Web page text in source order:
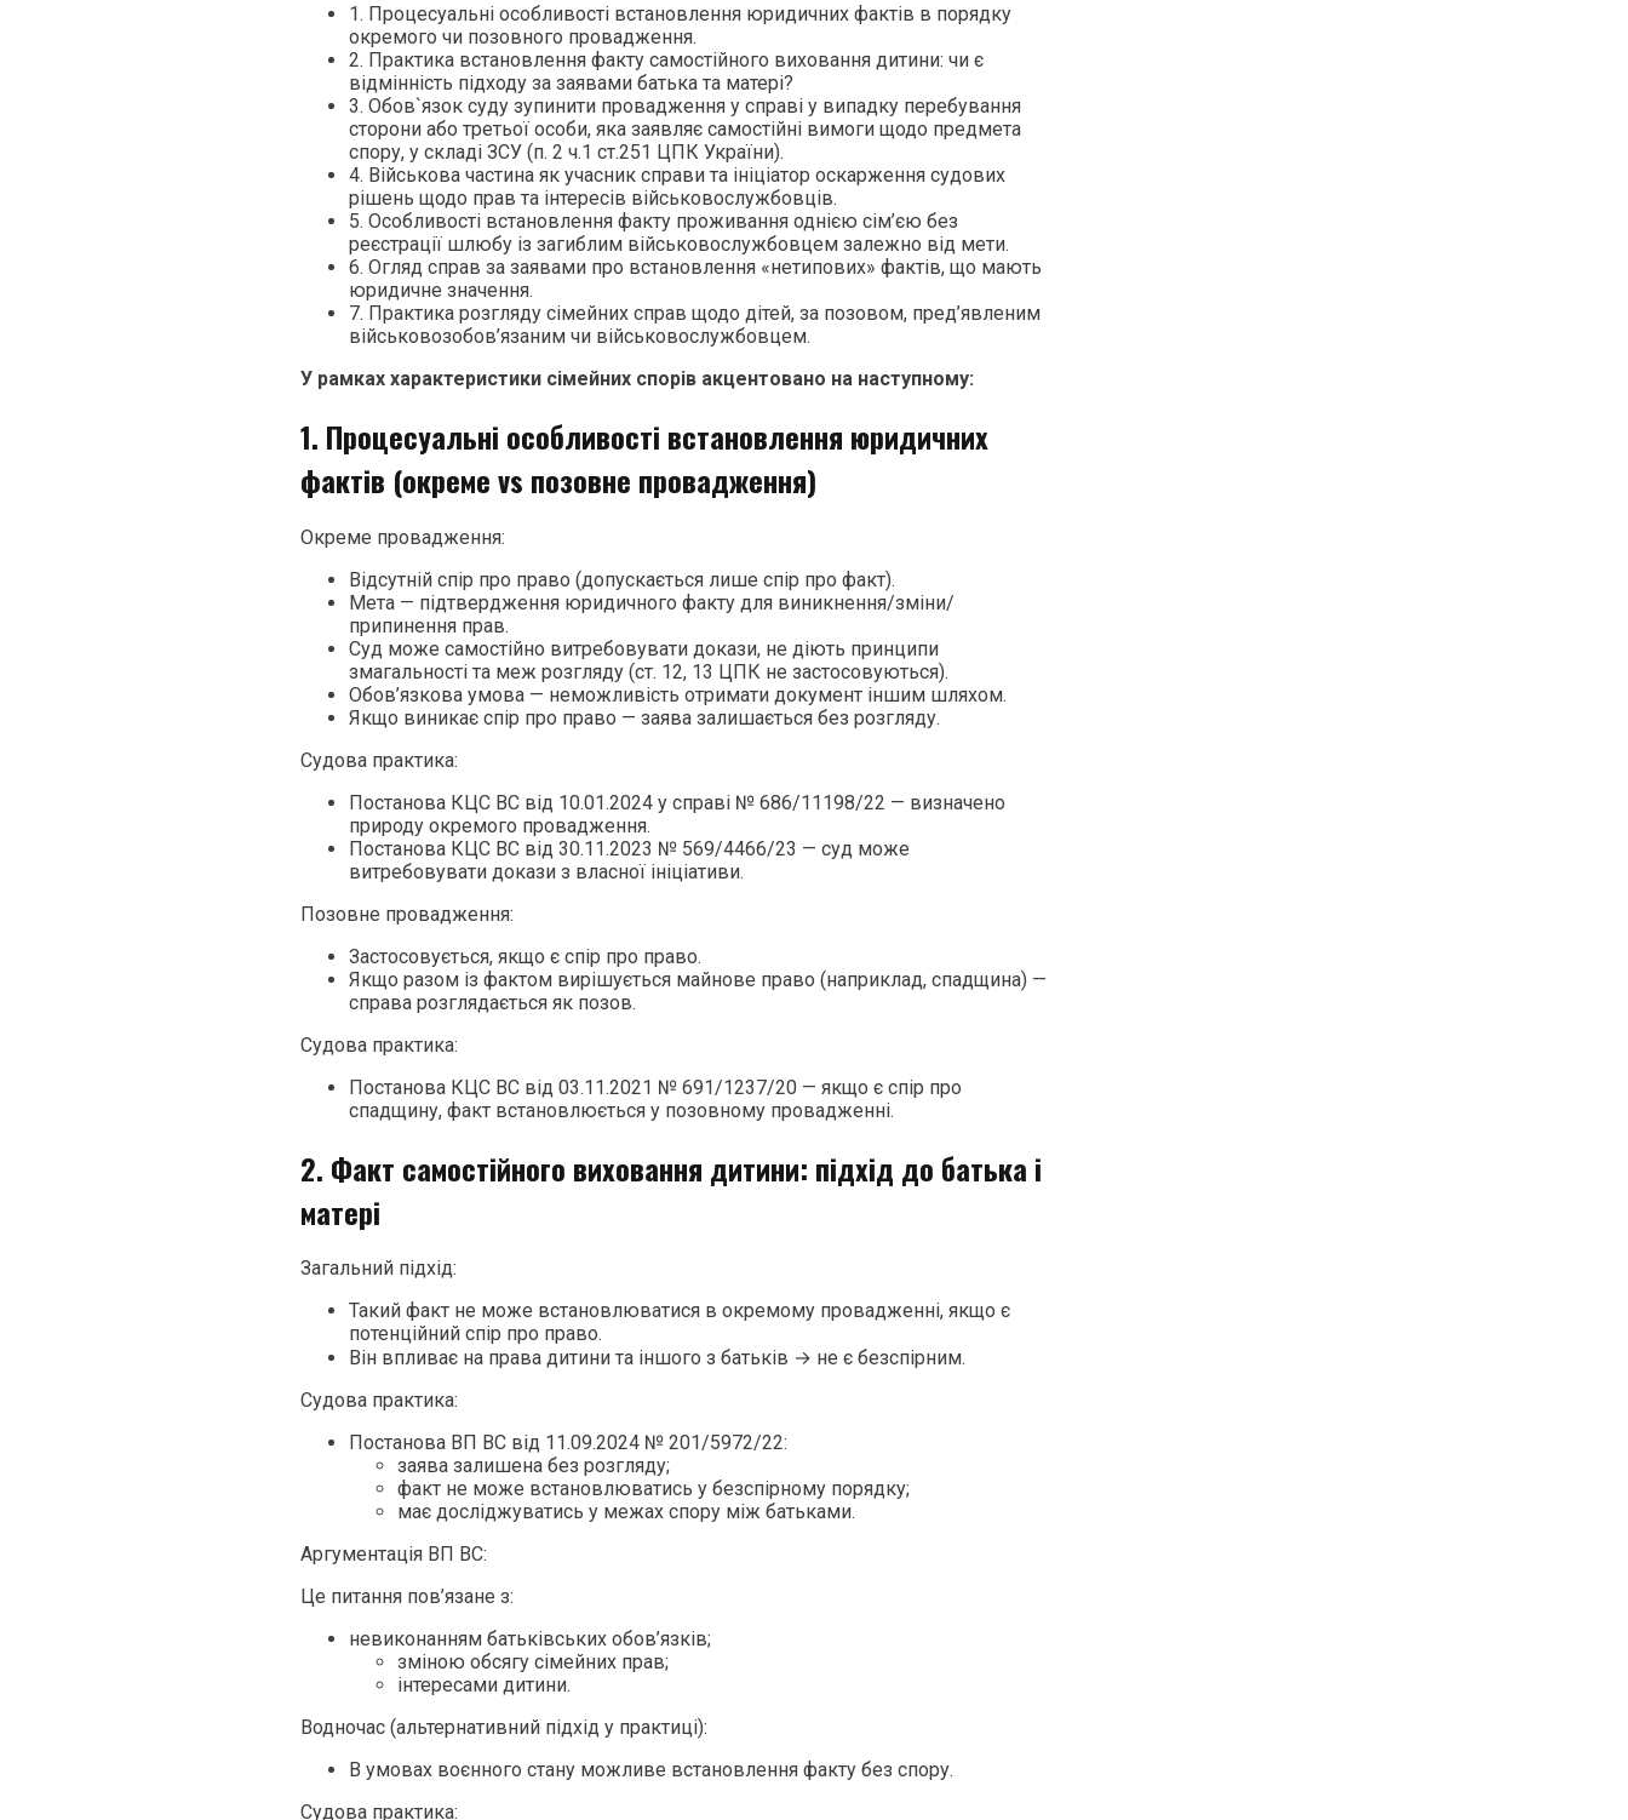
1. Процесуальні особливості встановлення юридичних фактів в порядку
окремого чи позовного провадження.
2. Практика встановлення факту самостійного виховання дитини: чи є
відмінність підходу за заявами батька та матері?
3. Обов`язок суду зупинити провадження у справі у випадку перебування
сторони або третьої особи, яка заявляє самостійні вимоги щодо предмета
спору, у складі ЗСУ (п. 2 ч.1 ст.251 ЦПК України).
4. Військова частина як учасник справи та ініціатор оскарження судових
рішень щодо прав та інтересів військовослужбовців.
5. Особливості встановлення факту проживання однією сім’єю без
реєстрації шлюбу із загиблим військовослужбовцем залежно від мети.
6. Огляд справ за заявами про встановлення «нетипових» фактів, що мають
юридичне значення.
7. Практика розгляду сімейних справ щодо дітей, за позовом, пред’явленим
військовозобов’язаним чи військовослужбовцем.
У рамках характеристики сімейних спорів акцентовано на наступному:
1. Процесуальні особливості встановлення юридичних
фактів (окреме vs позовне провадження)
Окреме провадження:
Відсутній спір про право (допускається лише спір про факт).
Мета — підтвердження юридичного факту для виникнення/зміни/
припинення прав.
Суд може самостійно витребовувати докази, не діють принципи
змагальності та меж розгляду (ст. 12, 13 ЦПК не застосовуються).
Обов’язкова умова — неможливість отримати документ іншим шляхом.
Якщо виникає спір про право — заява залишається без розгляду.
Судова практика:
Постанова КЦС ВС від 10.01.2024 у справі № 686/11198/22 — визначено
природу окремого провадження.
Постанова КЦС ВС від 30.11.2023 № 569/4466/23 — суд може
витребовувати докази з власної ініціативи.
Позовне провадження:
Застосовується, якщо є спір про право.
Якщо разом із фактом вирішується майнове право (наприклад, спадщина) —
справа розглядається як позов.
Судова практика:
Постанова КЦС ВС від 03.11.2021 № 691/1237/20 — якщо є спір про
спадщину, факт встановлюється у позовному провадженні.
2. Факт самостійного виховання дитини: підхід до батька і
матері
Загальний підхід:
Такий факт не може встановлюватися в окремому провадженні, якщо є
потенційний спір про право.
Він впливає на права дитини та іншого з батьків → не є безспірним.
Судова практика:
Постанова ВП ВС від 11.09.2024 № 201/5972/22:
заява залишена без розгляду;
факт не може встановлюватись у безспірному порядку;
має досліджуватись у межах спору між батьками.
Аргументація ВП ВС:
Це питання пов’язане з:
невиконанням батьківських обов’язків;
зміною обсягу сімейних прав;
інтересами дитини.
Водночас (альтернативний підхід у практиці):
В умовах воєнного стану можливе встановлення факту без спору.
Судова практика: